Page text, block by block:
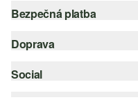
Nápověda k velikostem
Newsletter
Bezpečná platba
Platební karta
Doprava
Česká pošta
Social